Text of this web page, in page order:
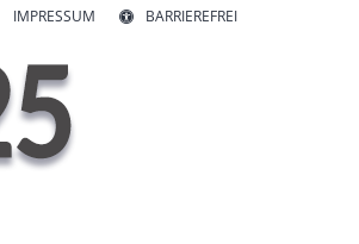
IMPRESSUM BARRIEREFREI